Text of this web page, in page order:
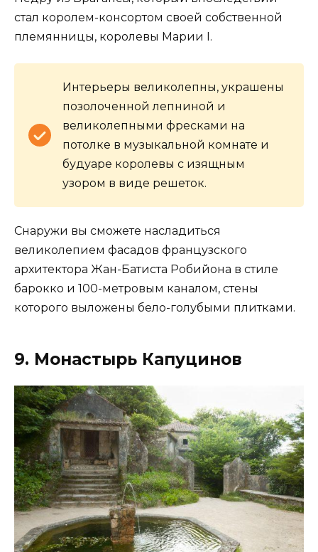
стал королем-консортом своей собственной
племянницы, королевы Марии I.
Интерьеры великолепны, украшены
позолоченной лепниной и
великолепными фресками на
потолке в музыкальной комнате и
будуаре королевы с изящным
узором в виде решеток.
Снаружи вы сможете насладиться
великолепием фасадов французского
архитектора Жан-Батиста Робийона в стиле
барокко и 100-метровым каналом, стены
которого выложены бело-голубыми плитками.
9. Монастырь Капуцинов